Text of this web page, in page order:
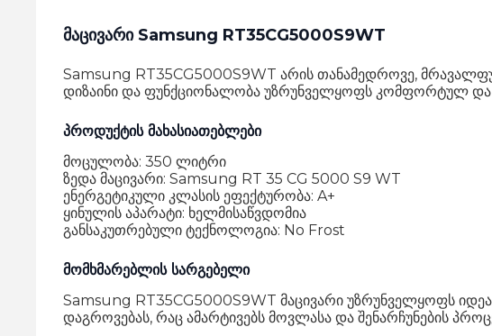
კლიმატის კლასი
მაცივარი Samsung RT35CG5000S9WT
Samsung RT35CG5000S9WT არის თანამედროვე,
დიზაინი და ფუნქციონალობა უზრუნველყოფს კომფორტულ და
პროდუქტის მახასიათებლები
მოცულობა: 350 ლიტრი
ზედა მაცივარი: Samsung RT 35 CG 5000 S9 WT
ენერგეტიკული კლასის ეფექტურობა: A+
ყინულის აპარატი: ხელმისაწვდომია
განსაკუთრებული ტექნოლოგია: No Frost
მომხმარებლის სარგებელი
Samsung RT35CG5000S9WT მაცივარი უზრუნველყოფს
დაგროვებას, რაც ამარტივებს მოვლასა და შენარჩუნების